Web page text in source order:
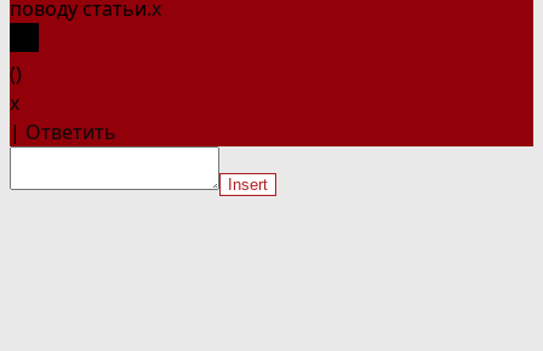
поводу статьи.x
()
x
| Ответить
Insert